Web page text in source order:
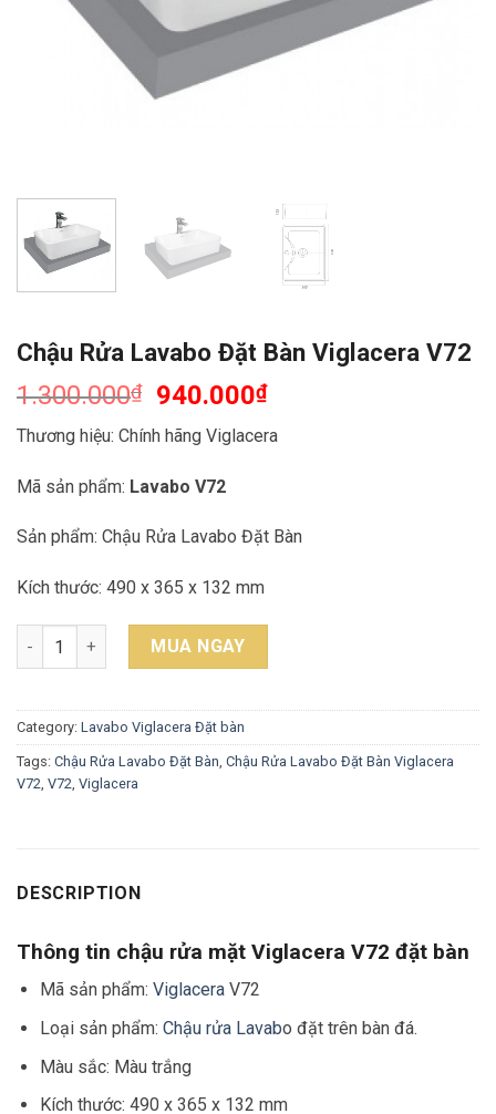
Chậu Rửa Lavabo Đặt Bàn Viglacera V72
1.300.000₫ 940.000₫
Thương hiệu: Chính hãng Viglacera
Mã sản phẩm: Lavabo V72
Sản phẩm: Chậu Rửa Lavabo Đặt Bàn
Kích thước: 490 x 365 x 132 mm
Chậu Rửa Lavabo Đặt Bàn Viglacera V72 quantity
MUA NGAY
Category: Lavabo Viglacera Đặt bàn
Tags: Chậu Rửa Lavabo Đặt Bàn Chậu Rửa Lavabo Đặt Bàn Viglacera
V72 V72 Viglacera
DESCRIPTION
Thông tin chậu rửa mặt Viglacera V72 đặt bàn
Mã sản phẩm: ViglaceraV72
Loại sản phẩm: Chậu rửa Lavabo đặt trên bàn đá.
Màu sắc: Màu trắng
Kích thước: 490 x 365 x 132 mm